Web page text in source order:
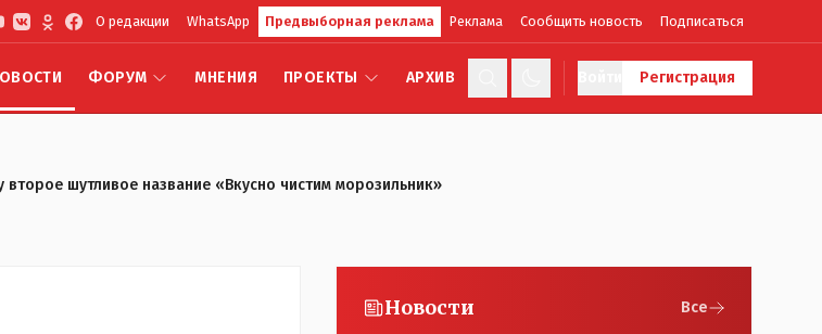
О редакции WhatsApp Предвыборная реклама Реклама Сообщить новость Подписаться
ФОРУМ МНЕНИЯ ПРОЕКТЫ АРХИВ Регистрация
шутливое название «Вкусно чистим морозильник»
Новости Все